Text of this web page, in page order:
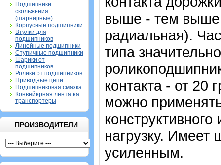
Подшипники
скольжения
(шарнирные)
Корпусные подшипники
Втулки для
подшипников
Линейные подшипники
Ступичные подшипники
Шарики от
подшипников
Ролики от подшипников
Приводные цепи
Подшипниковая смазка
Конвейерная лента на
транспортеры
ПРОИЗВОДИТЕЛИ
выше - тем выше
радиальная).
типа
контакта - от 20
можно
нагрузку. Имеет
усиленным.